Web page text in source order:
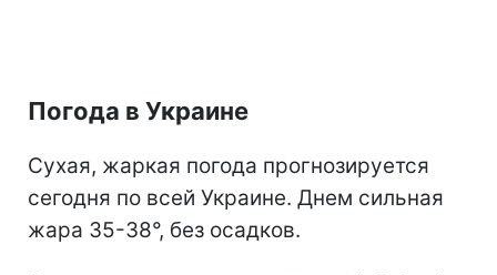
Погода в Украине
Сухая, жаркая погода прогнозируется
сегодня по всей Украине. Днем сильная
жара 35-38°, без осадков.